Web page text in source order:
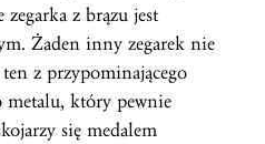
z brązu jest
Żaden inny zegarek nie
z przypominającego
metalu, który pewnie
się medalem